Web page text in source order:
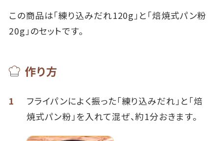
この商品は「練り込みだれ120g」と「焙焼式パン粉
20g」のセットです。
作り方
1
フライパンによく振った「練り込みだれ」と「焙
焼式パン粉」を入れて混ぜ、約1分おきます。